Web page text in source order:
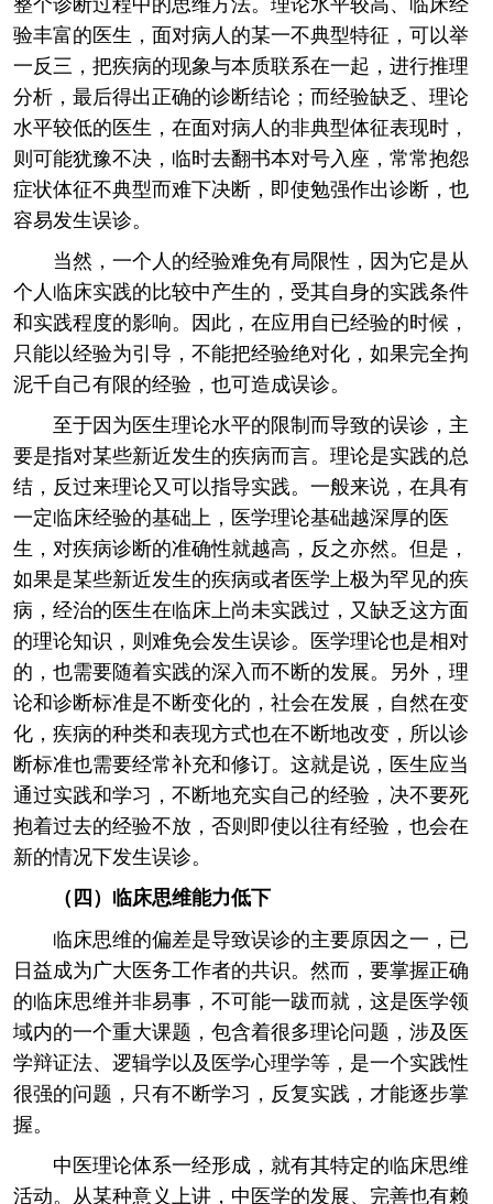
验丰富的医生，面对病人的某一不典型特征，可以举
一反三，把疾病的现象与本质联系在一起，进行推理
分析，最后得出正确的诊断结论；而经验缺乏、理论
水平较低的医生，在面对病人的非典型体征表现时，
则可能犹豫不决，临时去翻书本对号入座，常常抱怨
症状体征不典型而难下决断，即使勉强作出诊断，也
容易发生误诊。
当然，一个人的经验难免有局限性，因为它是从
个人临床实践的比较中产生的，受其自身的实践条件
和实践程度的影响。因此，在应用自已经验的时候，
只能以经验为引导，不能把经验绝对化，如果完全拘
泥千自己有限的经验，也可造成误诊。
至于因为医生理论水平的限制而导致的误诊，主
要是指对某些新近发生的疾病而言。理论是实践的总
结，反过来理论又可以指导实践。一般来说，在具有
一定临床经验的基础上，医学理论基础越深厚的医
生，对疾病诊断的准确性就越高，反之亦然。但是，
如果是某些新近发生的疾病或者医学上极为罕见的疾
病，经治的医生在临床上尚未实践过，又缺乏这方面
的理论知识，则难免会发生误诊。医学理论也是相对
的，也需要随着实践的深入而不断的发展。另外，理
论和诊断标准是不断变化的，社会在发展，自然在变
化，疾病的种类和表现方式也在不断地改变，所以诊
断标准也需要经常补充和修订。这就是说，医生应当
通过实践和学习，不断地充实自己的经验，决不要死
抱着过去的经验不放，否则即使以往有经验，也会在
新的情况下发生误诊。
（四）临床思维能力低下
临床思维的偏差是导致误诊的主要原因之一，已
日益成为广大医务工作者的共识。然而，要掌握正确
的临床思维并非易事，不可能一跋而就，这是医学领
域内的一个重大课题，包含着很多理论问题，涉及医
学辩证法、逻辑学以及医学心理学等，是一个实践性
很强的问题，只有不断学习，反复实践，才能逐步掌
握。
中医理论体系一经形成，就有其特定的临床思维
活动。从某种意义上讲，中医学的发展、完善也有赖